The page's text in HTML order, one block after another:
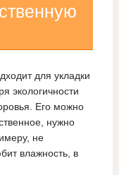
для укладки
экологичности
Его можно
нужно
не
влажность, в